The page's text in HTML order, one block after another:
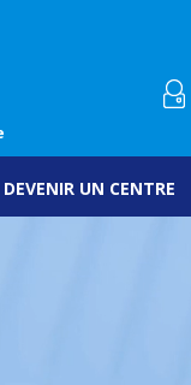
UN CENTRE